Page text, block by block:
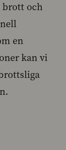
brott och
en
kan vi